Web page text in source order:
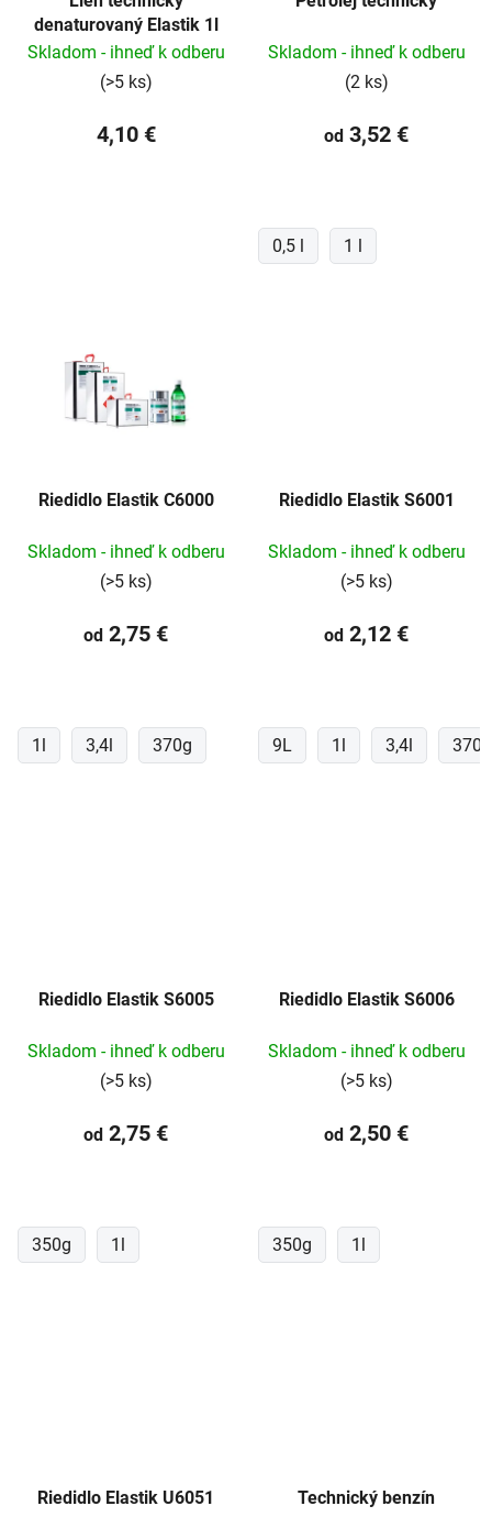
denaturovaný Elastik 1l
Skladom - ihneď k odberu
(>5 ks)
4,10 €
Skladom - ihneď k odberu
(2 ks)
od 3,52 €
0,5 l 1 l
Riedidlo Elastik C6000
Skladom - ihneď k odberu
(>5 ks)
od 2,75 €
1l 3,4l 370g
Riedidlo Elastik S6001
Skladom - ihneď k odberu
(>5 ks)
od 2,12 €
9L 1l 3,4l 370g
Riedidlo Elastik S6005
Skladom - ihneď k odberu
(>5 ks)
od 2,75 €
350g 1l
Riedidlo Elastik S6006
Skladom - ihneď k odberu
(>5 ks)
od 2,50 €
350g 1l
Riedidlo Elastik U6051 Technický benzín